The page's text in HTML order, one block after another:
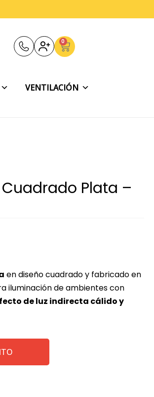
0
Carrito
VENTILACIÓN
Plata –
en diseño cuadrado y fabricado en
iluminación de ambientes con
de luz indirecta cálido y